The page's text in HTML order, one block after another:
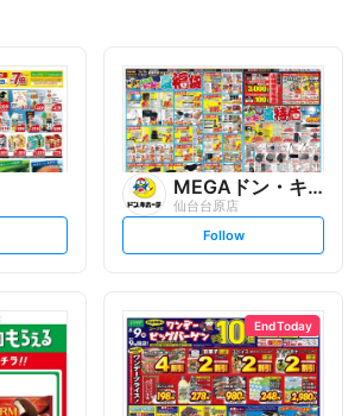
MEGAドン・キホーテ
仙台台原店
s
t
o
w
Follow
End Today